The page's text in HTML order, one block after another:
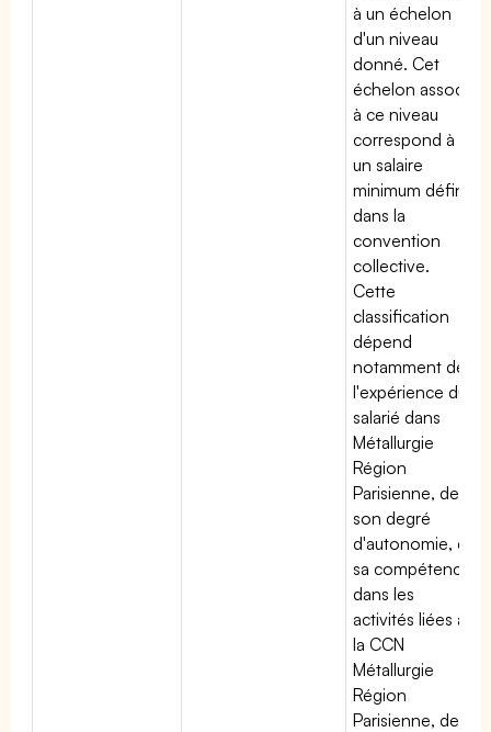
à un échelon
d'un niveau
donné. Cet
échelon associé
à ce niveau
correspond à
un salaire
minimum défini
dans la
convention
collective.
Cette
classification
dépend
notamment de
l'expérience du
salarié dans
Métallurgie
Région
Parisienne, de
son degré
d'autonomie, de
sa compétence
dans les
activités liées à
la CCN
Métallurgie
Région
Parisienne, de